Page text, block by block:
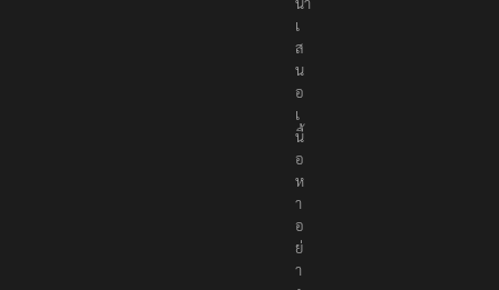
เ
ส
น
อ
เ
นื้
อ
ห
า
อ
ย่
า